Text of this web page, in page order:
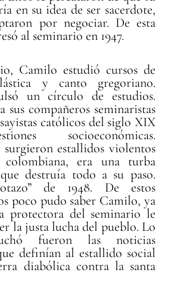
en su idea de ser sacerdote,
por negociar. De esta
al seminario en 1947.
Camilo estudió cursos de
y canto gregoriano.
un círculo de estudios.
sus compañeros seminaristas
católicos del siglo XIX
socioeconómicas.
surgieron estallidos violentos
era una turba
destruía todo a su paso.
de 1948. De estos
poco pudo saber Camilo, ya
protectora del seminario le
la justa lucha del pueblo. Lo
fueron las noticias
definían al estallido social
diabólica contra la santa